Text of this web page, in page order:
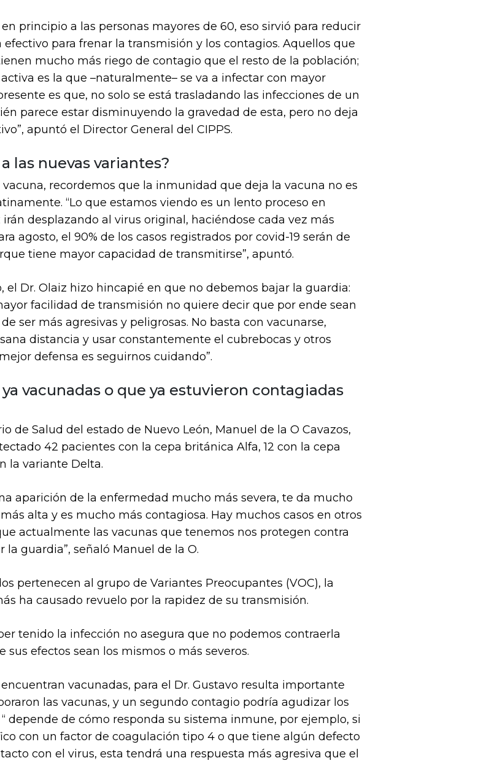
principio a las personas mayores de 60, eso sirvió para reducir
para frenar la transmisión y los contagios. Aquellos que
mucho más riego de contagio que el resto de la población;
es la que –naturalmente– se va a infectar con mayor
es que, no solo se está trasladando las infecciones de un
parece estar disminuyendo la gravedad de esta, pero no deja
apuntó el Director General del CIPPS.
las nuevas variantes?
recordemos que la inmunidad que deja la vacuna no es
“Lo que estamos viendo es un lento proceso en
desplazando al virus original, haciéndose cada vez más
agosto, el 90% de los casos registrados por covid-19 serán de
tiene mayor capacidad de transmitirse”, apuntó.
el Dr. Olaiz hizo hincapié en que no debemos bajar la guardia:
facilidad de transmisión no quiere decir que por ende sean
ser más agresivas y peligrosas. No basta con vacunarse,
distancia y usar constantemente el cubrebocas y otros
defensa es seguirnos cuidando”.
vacunadas o que ya estuvieron contagiadas
de Salud del estado de Nuevo León, Manuel de la O Cavazos,
42 pacientes con la cepa británica Alfa, 12 con la cepa
la variante Delta.
aparición de la enfermedad mucho más severa, te da mucho
alta y es mucho más contagiosa. Hay muchos casos en otros
actualmente las vacunas que tenemos nos protegen contra
guardia”, señaló Manuel de la O.
pertenecen al grupo de Variantes Preocupantes (VOC), la
ha causado revuelo por la rapidez de su transmisión.
tenido la infección no asegura que no podemos contraerla
efectos sean los mismos o más severos.
vacunadas, para el Dr. Gustavo resulta importante
las vacunas, y un segundo contagio podría agudizar los
depende de cómo responda su sistema inmune, por ejemplo, si
con un factor de coagulación tipo 4 o que tiene algún defecto
con el virus, esta tendrá una respuesta más agresiva que el